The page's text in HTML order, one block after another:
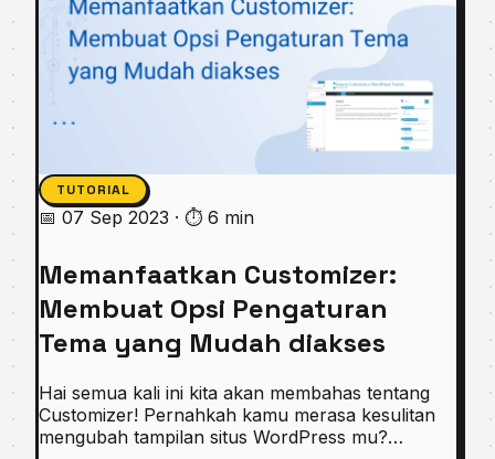
TUTORIAL
📅 07 Sep 2023 · ⏱ 6 min
Memanfaatkan Customizer:
Membuat Opsi Pengaturan
Tema yang Mudah diakses
Hai semua kali ini kita akan membahas tentang
Customizer! Pernahkah kamu merasa kesulitan
mengubah tampilan situs WordPress mu?…